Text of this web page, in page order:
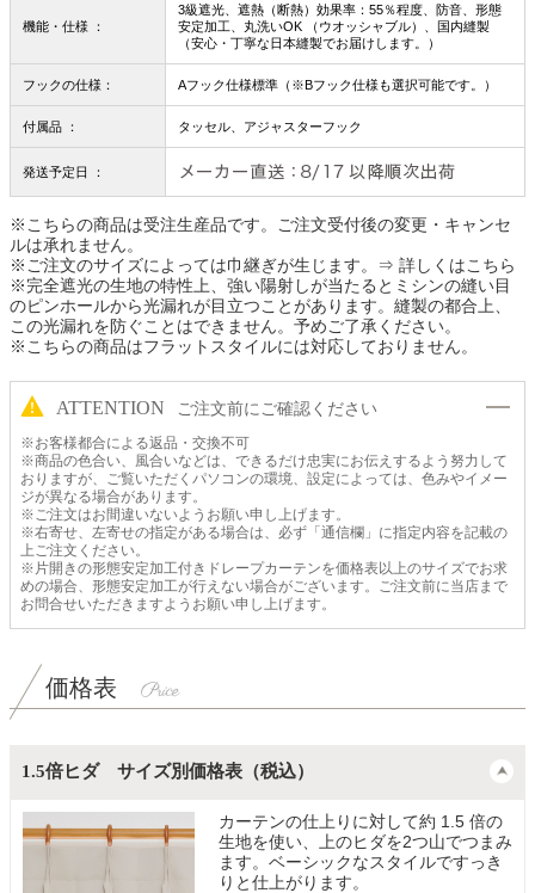
機能・仕様 ：
3級遮光、遮熱（断熱）効果率：55％程度、防音、形態
安定加工、丸洗いOK （ウオッシャブル）、国内縫製
（安心・丁寧な日本縫製でお届けします。）
フックの仕様： Aフック仕様標準（※Bフック仕様も選択可能です。）
付属品 ： タッセル、アジャスターフック
発送予定日 ：
※こちらの商品は受注生産品です。ご注文受付後の変更・キャンセ
ルは承れません。
※ご注文のサイズによっては巾継ぎが生じます。
⇒ 詳しくはこちら
※完全遮光の生地の特性上、強い陽射しが当たるとミシンの縫い目
のピンホールから光漏れが目立つことがあります。縫製の都合上、
この光漏れを防ぐことはできません。予めご了承ください。
※こちらの商品はフラットスタイルには対応しておりません。
ATTENTION ご注文前にご確認ください
※お客様都合による返品・交換不可
※商品の色合い、風合いなどは、できるだけ忠実にお伝えするよう努力して
おりますが、ご覧いただくパソコンの環境、設定によっては、色みやイメー
ジが異なる場合があります。
※ご注文はお間違いないようお願い申し上げます。
※右寄せ、左寄せの指定がある場合は、必ず「通信欄」に指定内容を記載の
上ご注文ください。
※片開きの形態安定加工付きドレープカーテンを価格表以上のサイズでお求
めの場合、形態安定加工が行えない場合がございます。ご注文前に当店まで
お問合せいただきますようお願い申し上げます。
価格表
1.5倍ヒダ サイズ別価格表（税込）
カーテンの仕上りに対して約 1.5 倍の
生地を使い、上のヒダを2つ山でつまみ
ます。ベーシックなスタイルですっき
りと仕上がります。